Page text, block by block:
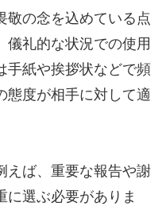
敬の念を込めている点
儀礼的な状況での使用
手紙や挨拶状などで頻
態度が相手に対して適
えば、重要な報告や謝
選ぶ必要がありま